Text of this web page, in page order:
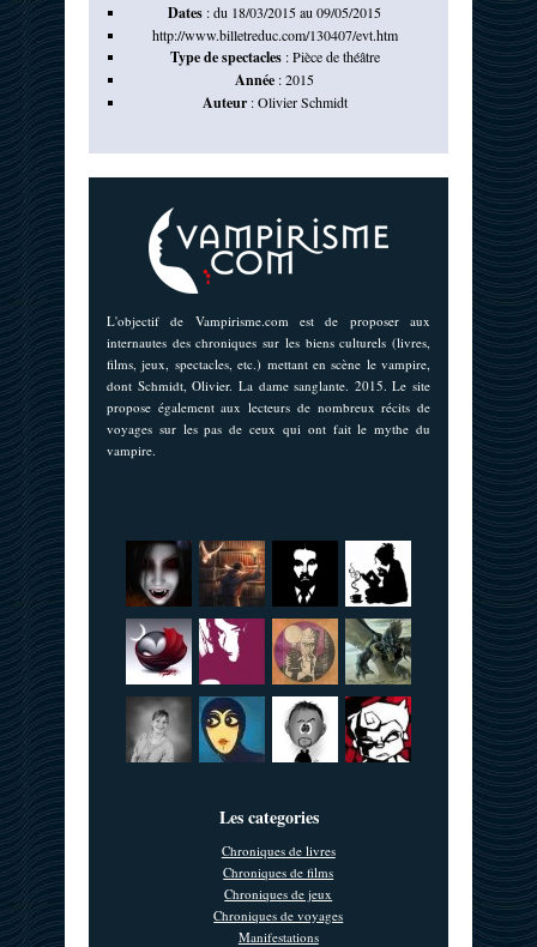
Dates : du 18/03/2015 au 09/05/2015
http://www.billetreduc.com/130407/evt.htm
Type de spectacles:Pièce de théâtre
Année :2015
Auteur:Olivier Schmidt
L'objectif de Vampirisme.com est de proposer aux
internautes des chroniques sur les biens culturels (livres,
films, jeux, spectacles, etc.) mettant en scène le vampire,
dont Schmidt, Olivier. La dame sanglante. 2015. Le site
propose également aux lecteurs de nombreux récits de
voyages sur les pas de ceux qui ont fait le mythe du
vampire.
Les categories
Chroniques de livres
Chroniques de films
Chroniques de jeux
Chroniques de voyages
Manifestations